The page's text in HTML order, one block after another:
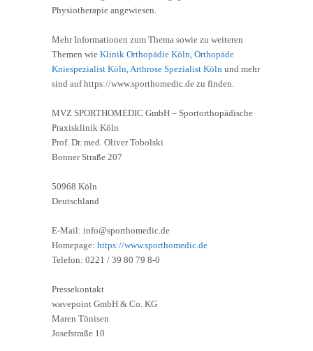
Physiotherapie angewiesen.
Mehr Informationen zum Thema sowie zu weiteren
Themen wie Klinik Orthopädie Köln Orthopäde
Kniespezialist Köln Arthrose Spezialist Köln und mehr
sind auf https://www.sporthomedic.de zu finden.
MVZ SPORTHOMEDIC GmbH – Sportorthopädische
Praxisklinik Köln
Prof. Dr. med. Oliver Tobolski
Bonner Straße 207
50968 Köln
Deutschland
E-Mail: info@sporthomedic.de
Homepage: https://www.sporthomedic.de
Telefon: 0221 / 39 80 79 8-0
Pressekontakt
wavepoint GmbH & Co. KG
Maren Tönisen
Josefstraße 10